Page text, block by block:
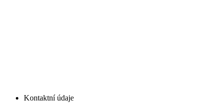
Kontaktní údaje